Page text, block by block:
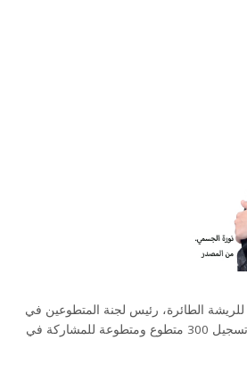
للريشة الطائرة، رئيس لجنة المتطوعين في
الدورة، نورة الجسمي، عن تسجيل 300 متطوع ومتطوعة للمشاركة في